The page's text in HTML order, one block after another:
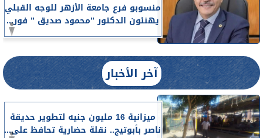
منسوبو فرع جامعة الأزهر للوجه القبلي
يهنئون الدكتور ”محمود صديق ” فور...
آخر الأخبار
ميزانية 16 مليون جنيه لتطوير حديقة
ناصر بأبوتيج.. نقلة حضارية تحافظ على...